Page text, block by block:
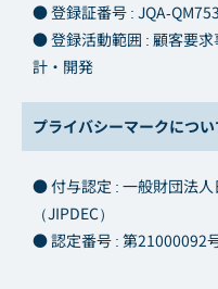
● 登録証番号 : JQA-
● 登録活動範囲 : 顧客要
計・開発
プライバシーマークについ
● 付与認定 : 一般財団法
（JIPDEC）
● 認定番号 : 第21000092